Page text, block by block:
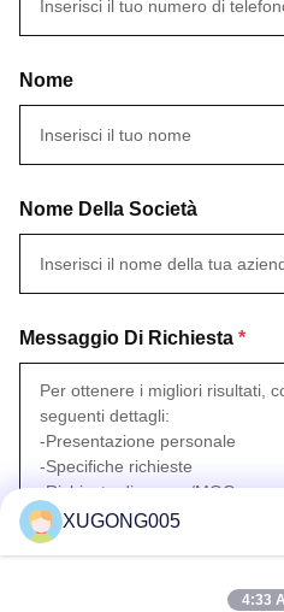
Nome
Nome Della Società
Messaggio Di Richiesta *
XUGONG005
4:33